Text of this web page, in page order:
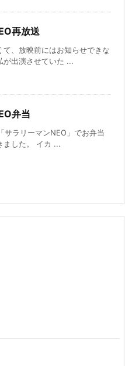
再放送
て、放映前にはお知らせできな
が出演させていた ...
弁当
サラリーマンNEO」でお弁当
ました。 イカ ...